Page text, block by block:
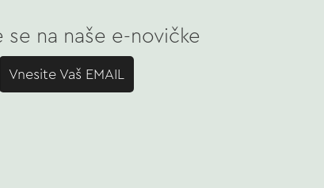
se na naše e-novičke
Vnesite Vaš EMAIL